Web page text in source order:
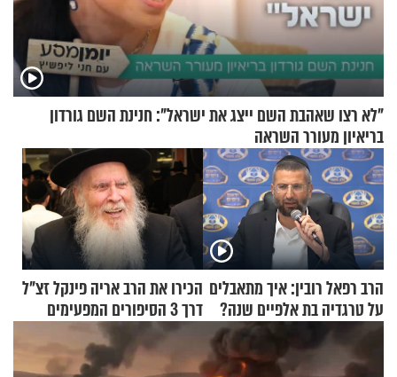
"לא רצו שאהבת השם ייצג את ישראל": חנינת השם גורדון
בריאיון מעורר השראה
הרב רפאל רובין: איך מתאבלים
על טרגדיה בת אלפיים שנה?
הכירו את הרב אריה פינקל זצ"ל
דרך 3 הסיפורים המפעימים
האלה